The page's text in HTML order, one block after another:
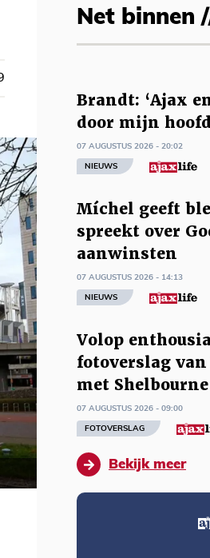
Net binnen
Brandt: ‘Ajax
door mijn
07 AUGUSTUS 2026 - 20:02
NIEUWS
Míchel geeft
spreekt over
aanwinsten
07 AUGUSTUS 2026 - 14:13
NIEUWS
Volop
fotoverslag
met Shelbourne
07 AUGUSTUS 2026 - 09:00
FOTOVERSLAG
Bekijk meer